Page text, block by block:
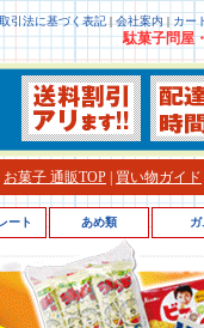
引法に基づく表記 | 会社案内 | カー
駄菓子問屋
お菓子 通販TOP 買い物ガイド